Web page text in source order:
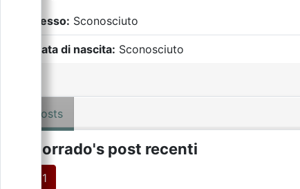
Sesso: Sconosciuto
Data di nascita: Sconosciuto
Posts
corrado's post recenti
1